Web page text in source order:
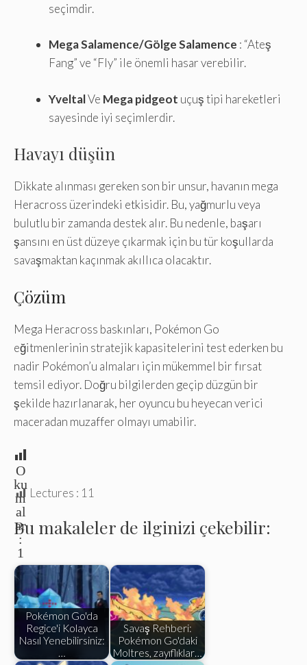
seçimdir.
Mega Salamence/Gölge Salamence : “Ateş
Fang” ve “Fly” ile önemli hasar verebilir.
YveltalVe Mega pidgeot uçuş tipi hareketleri
sayesinde iyi seçimlerdir.
Havayı düşün
Dikkate alınması gereken son bir unsur, havanın mega
Heracross üzerindeki etkisidir. Bu, yağmurlu veya
bulutlu bir zamanda destek alır. Bu nedenle, başarı
şansını en üst düzeye çıkarmak için bu tür koşullarda
savaşmaktan kaçınmak akıllıca olacaktır.
Çözüm
Mega Heracross baskınları, Pokémon Go
eğitmenlerinin stratejik kapasitelerini test ederken bu
nadir Pokémon’u almaları için mükemmel bir fırsat
temsil ediyor. Doğru bilgilerden geçip düzgün bir
şekilde hazırlanarak, her oyuncu bu heyecan verici
maceradan muzaffer olmayı umabilir.
O
ku
m
al
ar
:
1
Lectures : 11
Bu makaleler de ilginizi çekebilir:
Pokémon Go'da
Regice'i Kolayca
Nasıl Yenebilirsiniz:
…
Savaş Rehberi:
Pokémon Go'daki
Moltres, zayıflıklar…